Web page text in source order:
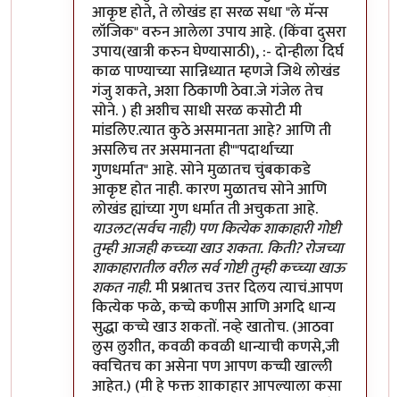
आकृष्ट होते, ते लोखंड हा सरळ सधा "ले मॅन्स
लॉजिक" वरुन आलेला उपाय आहे. (किंवा दुसरा
उपाय(खात्री करुन घेण्यासाठी), :- दोन्हीला दिर्घ
काळ पाण्याच्या सान्निध्यात म्हणजे जिथे लोखंड
गंजु शकते, अशा ठिकाणी ठेवा.जे गंजेल तेच
सोने. ) ही अशीच साधी सरळ कसोटी मी
मांडलिए.त्यात कुठे असमानता आहे? आणि ती
असलिच तर असमानता ही""पदार्थाच्या
गुणधर्मात" आहे. सोने मुळातच चुंबकाकडे
आकृष्ट होत नाही. कारण मुळातच सोने आणि
लोखंड ह्यांच्या गुण धर्मात ती अचुकता आहे.
याउलट(सर्वच नाही) पण कित्येक शाकाहारी गोष्टी
तुम्ही आजही कच्च्या खाउ शकता. किती? रोजच्या
शाकाहारातील वरील सर्व गोष्टी तुम्ही कच्च्या खाऊ
शकत नाही.मी प्रश्नातच उत्तर दिलय त्याचं.आपण
कित्येक फळे, कच्चे कणीस आणि अगदि धान्य
सुद्धा कच्चे खाउ शकतों. नव्हे खातोच. (आठवा
लुस लुशीत, कवळी कवळी धान्याची कणसे,जी
क्वचितच का असेना पण आपण कच्ची खाल्ली
आहेत.) (मी हे फक्त शाकाहार आपल्याला कसा